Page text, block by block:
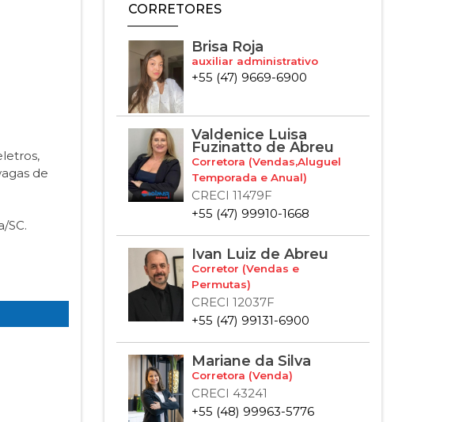
de
SC.
CORRETORES
Brisa Roja
auxiliar administrativo
+55 (47) 9669-6900
Valdenice Luisa
Fuzinatto de Abreu
Corretora (Vendas,Aluguel
Temporada e Anual)
CRECI 11479F
+55 (47) 99910-1668
Ivan Luiz de Abreu
Corretor (Vendas e
Permutas)
CRECI 12037F
+55 (47) 99131-6900
Mariane da Silva
Corretora (Venda)
CRECI 43241
+55 (48) 99963-5776